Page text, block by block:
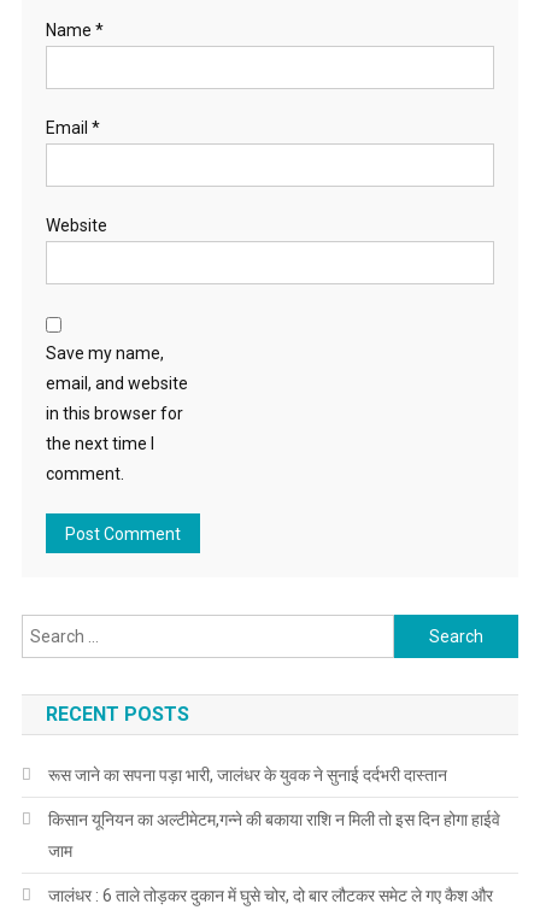
Name *
Email *
Website
Save my name,
email, and website
in this browser for
the next time I
comment.
Search for:
RECENT POSTS
रूस जाने का सपना पड़ा भारी, जालंधर के युवक ने सुनाई दर्दभरी दास्तान
किसान यूनियन का अल्टीमेटम,गन्ने की बकाया राशि न मिली तो इस दिन होगा हाईवे
जाम
जालंधर : 6 ताले तोड़कर दुकान में घुसे चोर, दो बार लौटकर समेट ले गए कैश और